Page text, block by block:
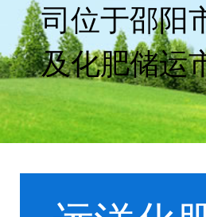
质奖’ "、"
号，并在